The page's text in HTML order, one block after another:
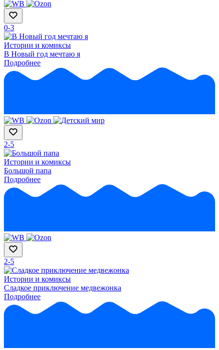
0-3
Истории и комиксы
В Новый год мечтаю я
Подробнее
2-5
Истории и комиксы
Большой папа
Подробнее
2-5
Истории и комиксы
Сладкое приключение медвежонка
Подробнее